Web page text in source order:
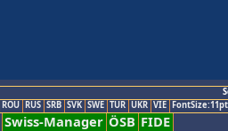
ROU RUS SRB SVK SWE TUR UKR VIE FontSize:11pt
Swiss-Manager ÖSB FIDE